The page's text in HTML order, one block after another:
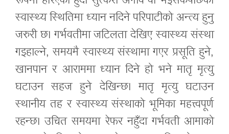
स्वास्थ्य स्थितिमा ध्यान नदिने परिपाटीको अन्त्य हुनु
जरुरी छ। गर्भवतीमा जटिलता देखिए स्वास्थ्य संस्था
गइहाल्ने, समयमै स्वास्थ्य संस्थामा गएर प्रसूति हुने,
खानपान र आराममा ध्यान दिने हो भने मातृ मृत्यु
घटाउन सहज हुने देखिन्छ। मातृ मृत्यु घटाउन
स्थानीय तह र स्वास्थ्य संस्थाको भूमिका महत्त्वपूर्ण
रहन्छ। उचित समयमा रेफर नहुँदा गर्भवती आमाको